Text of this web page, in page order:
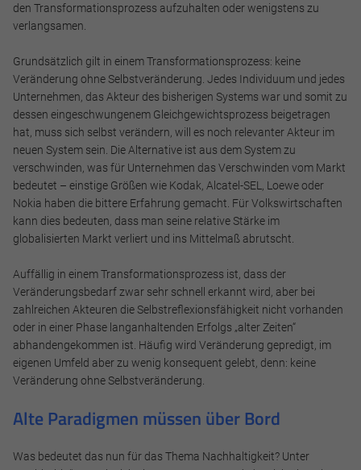
den Transformationsprozess aufzuhalten oder wenigstens zu
verlangsamen.
Grundsätzlich gilt in einem Transformationsprozess: keine
Veränderung ohne Selbstveränderung. Jedes Individuum und jedes
Unternehmen, das Akteur des bisherigen Systems war und somit zu
dessen eingeschwungenem Gleichgewichtsprozess beigetragen
hat, muss sich selbst verändern, will es noch relevanter Akteur im
neuen System sein. Die Alternative ist aus dem System zu
verschwinden, was für Unternehmen das Verschwinden vom Markt
bedeutet – einstige Größen wie Kodak, Alcatel-SEL, Loewe oder
Nokia haben die bittere Erfahrung gemacht. Für Volkswirtschaften
kann dies bedeuten, dass man seine relative Stärke im
globalisierten Markt verliert und ins Mittelmaß abrutscht.
Auffällig in einem Transformationsprozess ist, dass der
Veränderungsbedarf zwar sehr schnell erkannt wird, aber bei
zahlreichen Akteuren die Selbstreflexionsfähigkeit nicht vorhanden
oder in einer Phase langanhaltenden Erfolgs „alter Zeiten“
abhandengekommen ist. Häufig wird Veränderung gepredigt, im
eigenen Umfeld aber zu wenig konsequent gelebt, denn: keine
Veränderung ohne Selbstveränderung.
Alte Paradigmen müssen über Bord
Was bedeutet das nun für das Thema Nachhaltigkeit? Unter
Notwendig
und helfen dabei, unsere Website nutzbar zu machen sowie
Zugriffe auf sichere Bereiche unserer Website ermöglichen.